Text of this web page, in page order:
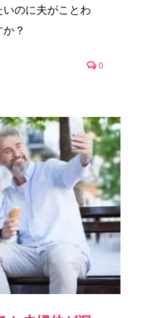
のに夫がことわ
？
0